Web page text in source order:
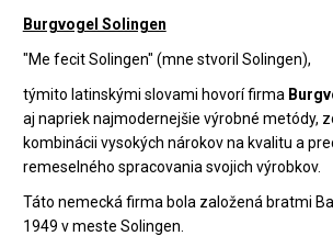
Burgvogel Solingen
"Me fecit Solingen" (mne stvoril Solingen),
týmito latinskými slovami hovorí firma
aj napriek najmodernejšie výrobné metódy,
kombinácii vysokých nárokov na kvalitu a
remeselného spracovania svojich výrobkov.
Táto nemecká firma bola založená bratmi
1949 v meste Solingen.